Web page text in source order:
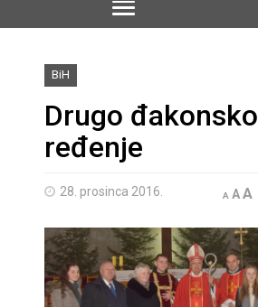
BiH
Drugo đakonsko
ređenje
28. prosinca 2016. A AA